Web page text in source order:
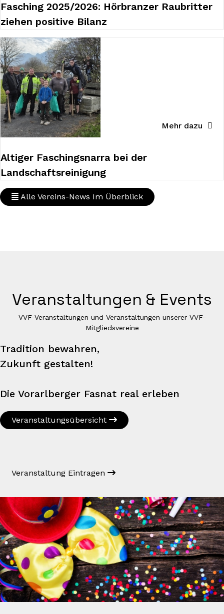
Fasching 2025/2026: Hörbranzer Raubritter
ziehen positive Bilanz
Altiger Faschingsnarra bei der
Landschaftsreinigung
Mehr dazu
Alle Vereins-News Im Überblick
Veranstaltungen & Events
VVF-Veranstaltungen und Veranstaltungen unserer VVF-
Mitgliedsvereine
Tradition bewahren,
Zukunft gestalten!
Die Vorarlberger Fasnat real erleben
Veranstaltungsübersicht
Veranstaltung Eintragen